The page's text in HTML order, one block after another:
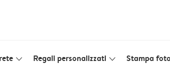
slim_arrow_down Regali personalizzati slim_arrow_down Stampa foto